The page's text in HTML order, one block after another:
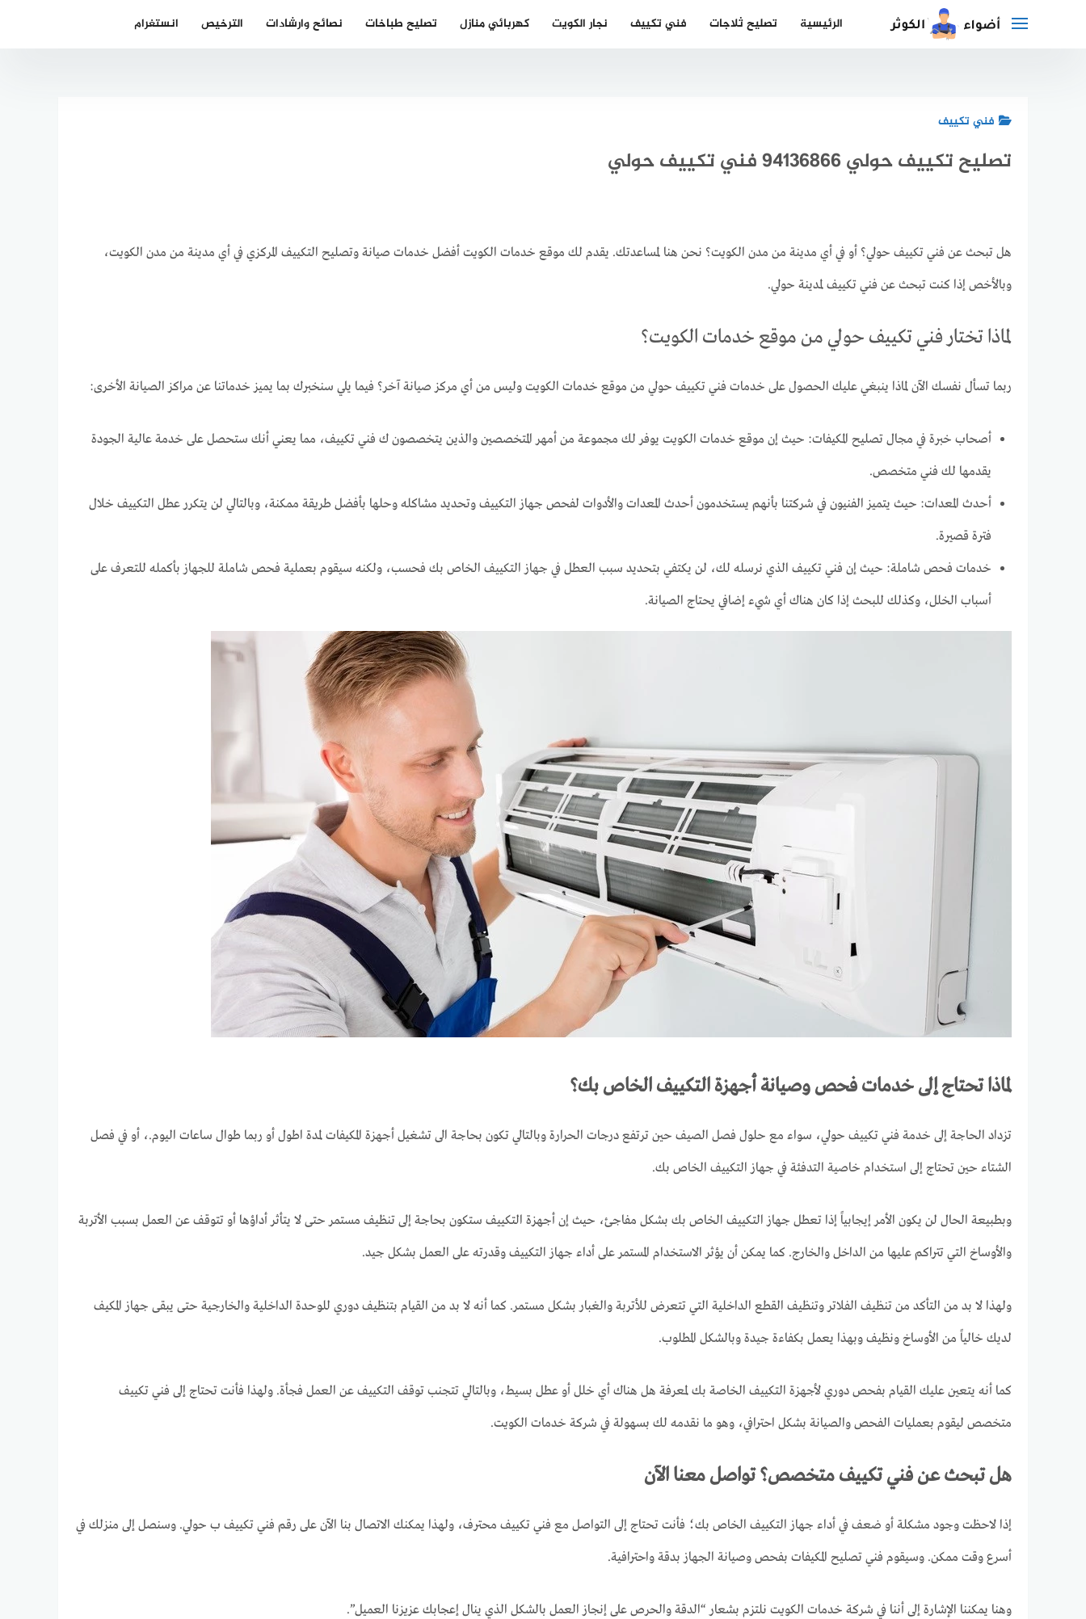
الرئيسية تصليح ثلاجات فني تكييف نجار الكويت كهربائي منازل تصليح طباخات نصائح وارشادات الترخيص انستغرام
فني تكييف
تصليح تكييف حولي 94136866 فني تكييف حولي
هل تبحث عن فني تكييف حولي؟ أو في أي مدينة من مدن الكويت؟ نحن هنا لمساعدتك. يقدم لك موقع خدمات الكويت أفضل خدمات صيانة وتصليح التكييف المركزي في أي مدينة من مدن الكويت،
وبالأخص إذا كنت تبحث عن فني تكييف لمدينة حولي.
لماذا تختار فني تكييف حولي من موقع خدمات الكويت؟
ربما تسأل نفسك الآن لماذا ينبغي عليك الحصول على خدمات فني تكييف حولي من موقع خدمات الكويت وليس من أي مركز صيانة آخر؟ فيما يلي سنخبرك بما يميز خدماتنا عن مراكز الصيانة الأخرى:
أصحاب خبرة في مجال تصليح المكيفات: حيث إن موقع خدمات الكويت يوفر لك مجموعة من أمهر المتخصصين والذين يتخصصون ك فني تكييف، مما يعني أنك ستحصل على خدمة عالية الجودة
يقدمها لك فني متخصص.
أحدث المعدات: حيث يتميز الفنيون في شركتنا بأنهم يستخدمون أحدث المعدات والأدوات لفحص جهاز التكييف وتحديد مشاكله وحلها بأفضل طريقة ممكنة، وبالتالي لن يتكرر عطل التكييف خلال
فترة قصيرة.
خدمات فحص شاملة: حيث إن فني تكييف الذي نرسله لك، لن يكتفي بتحديد سبب العطل في جهاز التكييف الخاص بك فحسب، ولكنه سيقوم بعملية فحص شاملة للجهاز بأكمله للتعرف على
أسباب الخلل، وكذلك للبحث إذا كان هناك أي شيء إضافي يحتاج الصيانة.
لماذا تحتاج إلى خدمات فحص وصيانة أجهزة التكييف الخاص بك؟
تزداد الحاجة إلى خدمة فني تكييف حولي، سواء مع حلول فصل الصيف حين ترتفع درجات الحرارة وبالتالي تكون بحاجة الى تشغيل أجهزة المكيفات لمدة اطول أو ربما طوال ساعات اليوم.، أو في فصل
الشتاء حين تحتاج إلى استخدام خاصية التدفئة في جهاز التكييف الخاص بك.
وبطبيعة الحال لن يكون الأمر إيجابياً إذا تعطل جهاز التكييف الخاص بك بشكل مفاجئ، حيث إن أجهزة التكييف ستكون بحاجة إلى تنظيف مستمر حتى لا يتأثر أداؤها أو تتوقف عن العمل بسبب الأتربة
والأوساخ التي تتراكم عليها من الداخل والخارج. كما يمكن أن يؤثر الاستخدام المستمر على أداء جهاز التكييف وقدرته على العمل بشكل جيد.
ولهذا لا بد من التأكد من تنظيف الفلاتر وتنظيف القطع الداخلية التي تتعرض للأتربة والغبار بشكل مستمر. كما أنه لا بد من القيام بتنظيف دوري للوحدة الداخلية والخارجية حتى يبقى جهاز المكيف
لديك خالياً من الأوساخ ونظيف وبهذا يعمل بكفاءة جيدة وبالشكل المطلوب.
كما أنه يتعين عليك القيام بفحص دوري لأجهزة التكييف الخاصة بك لمعرفة هل هناك أي خلل أو عطل بسيط، وبالتالي تتجنب توقف التكييف عن العمل فجأة. ولهذا فأنت تحتاج إلى فني تكييف
متخصص ليقوم بعمليات الفحص والصيانة بشكل احترافي، وهو ما نقدمه لك بسهولة في شركة خدمات الكويت.
هل تبحث عن فني تكييف متخصص؟ تواصل معنا الآن
إذا لاحظت وجود مشكلة أو ضعف في أداء جهاز التكييف الخاص بك؛ فأنت تحتاج إلى التواصل مع فني تكييف محترف، ولهذا يمكنك الاتصال بنا الآن على رقم فني تكييف ب حولي. وسنصل إلى منزلك في
أسرع وقت ممكن. وسيقوم فني تصليح المكيفات بفحص وصيانة الجهاز بدقة واحترافية.
وهنا يمكننا الإشارة إلى أننا في شركة خدمات الكويت نلتزم بشعار “الدقة والحرص على إنجاز العمل بالشكل الذي ينال إعجابك عزيزنا العميل”.